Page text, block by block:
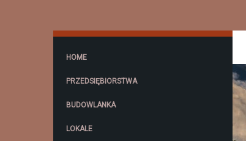
HOME
PRZEDSIĘBIORSTWA
BUDOWLANKA
LOKALE